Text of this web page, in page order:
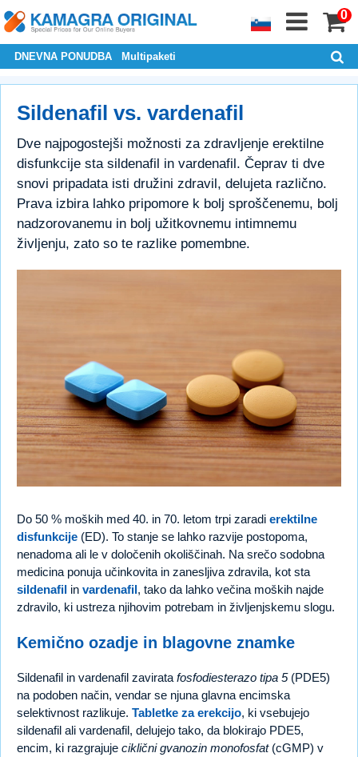
0
DNEVNA PONUDBA Multipaketi
Sildenafil vs. vardenafil
Dve najpogostejši možnosti za zdravljenje erektilne
disfunkcije sta sildenafil in vardenafil. Čeprav ti dve
snovi pripadata isti družini zdravil, delujeta različno.
Prava izbira lahko pripomore k bolj sproščenemu, bolj
nadzorovanemu in bolj užitkovnemu intimnemu
življenju, zato so te razlike pomembne.
Do 50 % moških med 40. in 70. letom trpi zaradi erektilne
disfunkcije (ED). To stanje se lahko razvije postopoma,
nenadoma ali le v določenih okoliščinah. Na srečo sodobna
medicina ponuja učinkovita in zanesljiva zdravila, kot sta
sildenafil in vardenafil, tako da lahko večina moških najde
zdravilo, ki ustreza njihovim potrebam in življenjskemu slogu.
Kemično ozadje in blagovne znamke
Sildenafil in vardenafil zavirata fosfodiesterazo tipa 5(PDE5)
na podoben način, vendar se njuna glavna encimska
selektivnost razlikuje. Tabletke za erekcijo, ki vsebujejo
sildenafil ali vardenafil, delujejo tako, da blokirajo PDE5,
encim, ki razgrajuje ciklični gvanozin monofosfat(cGMP) v